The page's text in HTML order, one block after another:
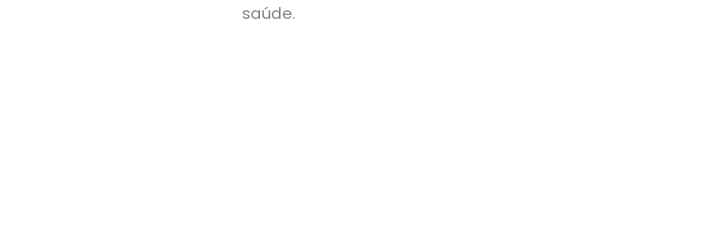
saúde.